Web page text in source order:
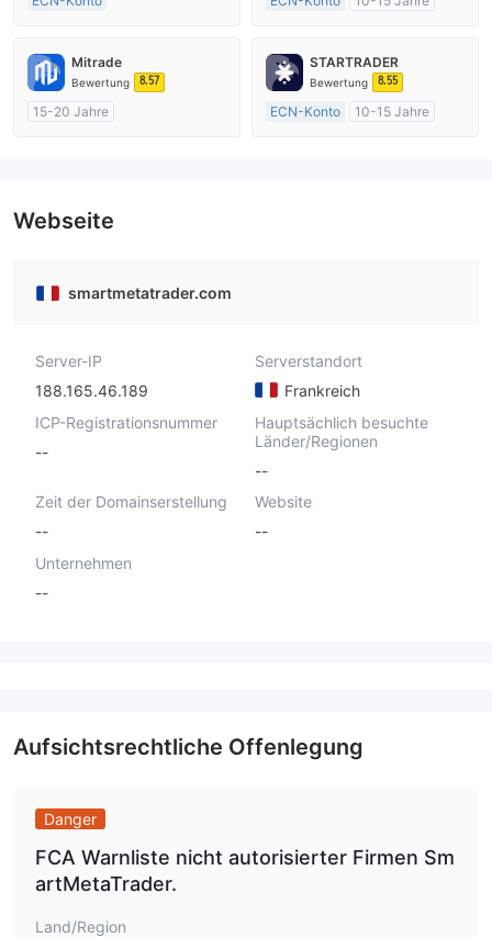
AustralienRegulierung
Market Making (MM)
Market Making (MM)
MT4-Volllizenz
Mitrade
Bewertung 8.57
15-20 Jahre
STARTRADER
Bewertung 8.55
ECN-Konto
10-15 Jahre
Webseite
smartmetatrader.com
Server-IP
188.165.46.189
Serverstandort
Frankreich
ICP-Registrationsnummer
--
Hauptsächlich besuchte
Länder/Regionen
--
Zeit der Domainserstellung
--
Website
--
Unternehmen
--
Aufsichtsrechtliche Offenlegung
Danger
FCA Warnliste nicht autorisierter Firmen Sm
artMetaTrader.
Land/Region